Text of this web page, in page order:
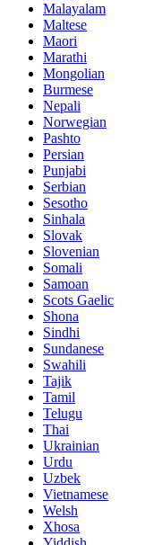
Malayalam
Maltese
Maori
Marathi
Mongolian
Burmese
Nepali
Norwegian
Pashto
Persian
Punjabi
Serbian
Sesotho
Sinhala
Slovak
Slovenian
Somali
Samoan
Scots Gaelic
Shona
Sindhi
Sundanese
Swahili
Tajik
Tamil
Telugu
Thai
Ukrainian
Urdu
Uzbek
Vietnamese
Welsh
Xhosa